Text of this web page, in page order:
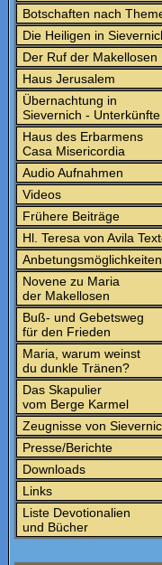
Botschaften nach
Die Heiligen in
Der Ruf der Makellosen
Haus Jerusalem
Übernachtung in
Sievernich - Unterkünfte
Haus des Erbarmens
Casa Misericordia
Audio Aufnahmen
Videos
Frühere Beiträge
Hl. Teresa von Avila
Anbetungsmöglichkeiten
Novene zu Maria
der Makellosen
Buß- und Gebetsweg
für den Frieden
Maria, warum weinst
du dunkle Tränen?
Das Skapulier
vom Berge Karmel
Zeugnisse von
Presse/Berichte
Downloads
Links
Liste Devotionalien
und Bücher